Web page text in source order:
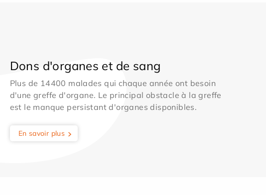
Dons d'organes et de sang
Plus de 14400 malades qui chaque année ont besoin
d'une greffe d'organe. Le principal obstacle à la greffe
est le manque persistant d'organes disponibles.
En savoir plus